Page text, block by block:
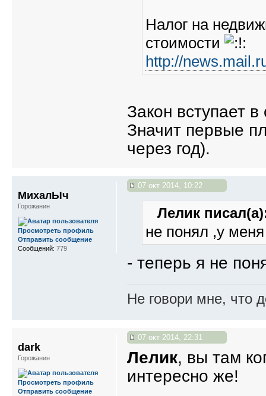
Налог на
стоимости
http://
Закон вступает
Значит первые
через год).
07 окт 2014, 10:22
Лелик
не понял ,у
- теперь я не
Не говори мне, что
МихалЫч
Горожанин
Просмотреть профиль
Отправить сообщение
Сообщений: 779
07 окт 2014, 22:31
Лелик, вы там
интересно же!
dark
Горожанин
Просмотреть профиль
Отправить сообщение